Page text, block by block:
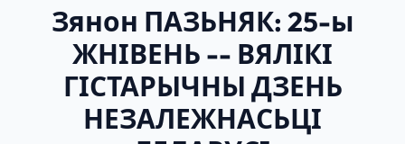
Зянон ПАЗЬНЯК: 25-ы
ЖНІВЕНЬ -- ВЯЛІКІ
ГІСТАРЫЧНЫ ДЗЕНЬ
НЕЗАЛЕЖНАСЬЦІ